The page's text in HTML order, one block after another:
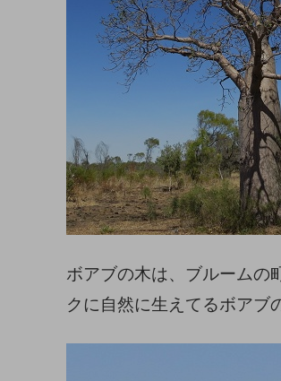
ボアブの木は、ブルームの
クに自然に生えてるボアブ